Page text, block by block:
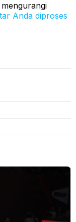
Anda diproses